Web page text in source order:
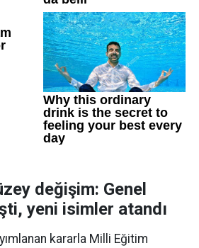
değişim: Genel
yeni isimler atandı
kararla Milli Eğitim